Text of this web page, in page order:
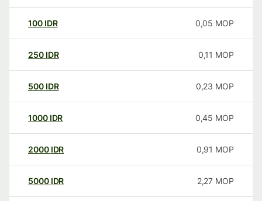
100 IDR 0,05 MOP
250 IDR 0,11 MOP
500 IDR 0,23 MOP
1000 IDR 0,45 MOP
2000 IDR 0,91 MOP
5000 IDR 2,27 MOP